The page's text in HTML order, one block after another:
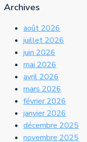
Archives
août 2026
juillet 2026
juin 2026
mai 2026
avril 2026
mars 2026
février 2026
janvier 2026
décembre 2025
novembre 2025